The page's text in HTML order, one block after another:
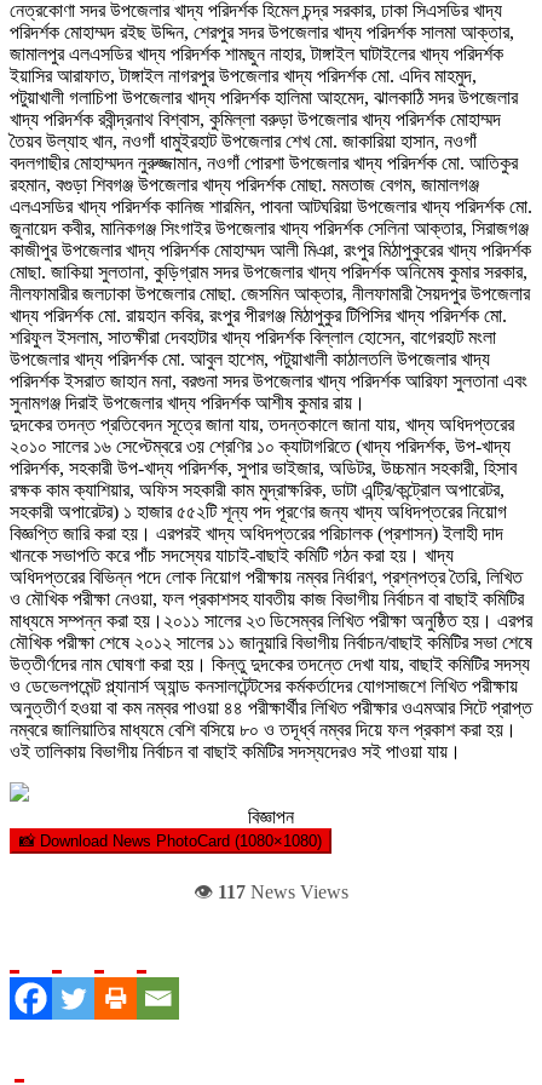
নেত্রকোণা সদর উপজেলার খাদ্য পরিদর্শক হিমেল চন্দ্র সরকার, ঢাকা সিএসডির খাদ্য
পরিদর্শক মোহাম্মদ রইছ উদ্দিন, শেরপুর সদর উপজেলার খাদ্য পরিদর্শক সালমা আক্তার,
জামালপুর এলএসডির খাদ্য পরিদর্শক শামছুন নাহার, টাঙ্গাইল ঘাটাইলের খাদ্য পরিদর্শক
ইয়াসির আরাফাত, টাঙ্গাইল নাগরপুর উপজেলার খাদ্য পরিদর্শক মো. এদিব মাহমুদ,
পটুয়াখালী গলাচিপা উপজেলার খাদ্য পরিদর্শক হালিমা আহমেদ, ঝালকাঠি সদর উপজেলার
খাদ্য পরিদর্শক রবীন্দ্রনাথ বিশ্বাস, কুমিল্লা বরুড়া উপজেলার খাদ্য পরিদর্শক মোহাম্মদ
তৈয়ব উল্যাহ খান, নওগাঁ ধামুইরহাট উপজেলার শেখ মো. জাকারিয়া হাসান, নওগাঁ
বদলগাছীর মোহাম্মদন নুরুজ্জামান, নওগাঁ পোরশা উপজেলার খাদ্য পরিদর্শক মো. আতিকুর
রহমান, বগুড়া শিবগঞ্জ উপজেলার খাদ্য পরিদর্শক মোছা. মমতাজ বেগম, জামালগঞ্জ
এলএসডির খাদ্য পরিদর্শক কানিজ শারমিন, পাবনা আটঘরিয়া উপজেলার খাদ্য পরিদর্শক মো.
জুনায়েদ কবীর, মানিকগঞ্জ সিংগাইর উপজেলার খাদ্য পরিদর্শক সেলিনা আক্তার, সিরাজগঞ্জ
কাজীপুর উপজেলার খাদ্য পরিদর্শক মোহাম্মদ আলী মিঞা, রংপুর মিঠাপুকুরের খাদ্য পরিদর্শক
মোছা. জাকিয়া সুলতানা, কুড়িগ্রাম সদর উপজেলার খাদ্য পরিদর্শক অনিমেষ কুমার সরকার,
নীলফামারীর জলঢাকা উপজেলার মোছা. জেসমিন আক্তার, নীলফামারী সৈয়দপুর উপজেলার
খাদ্য পরিদর্শক মো. রায়হান কবির, রংপুর পীরগঞ্জ মিঠাপুকুর টিপিসির খাদ্য পরিদর্শক মো.
শরিফুল ইসলাম, সাতক্ষীরা দেবহাটার খাদ্য পরিদর্শক বিল্লাল হোসেন, বাগেরহাট মংলা
উপজেলার খাদ্য পরিদর্শক মো. আবুল হাশেম, পটুয়াখালী কাঠালতলি উপজেলার খাদ্য
পরিদর্শক ইসরাত জাহান মনা, বরগুনা সদর উপজেলার খাদ্য পরিদর্শক আরিফা সুলতানা এবং
সুনামগঞ্জ দিরাই উপজেলার খাদ্য পরিদর্শক আশীষ কুমার রায়।
দুদকের তদন্ত প্রতিবেদন সূত্রে জানা যায়, তদন্তকালে জানা যায়, খাদ্য অধিদপ্তরের
২০১০ সালের ১৬ সেপ্টেম্বরে ৩য় শ্রেণির ১০ ক্যাটাগরিতে (খাদ্য পরিদর্শক, উপ-খাদ্য
পরিদর্শক, সহকারী উপ-খাদ্য পরিদর্শক, সুপার ভাইজার, অডিটর, উচ্চমান সহকারী, হিসাব
রক্ষক কাম ক্যাশিয়ার, অফিস সহকারী কাম মুদ্রাক্ষরিক, ডাটা এন্ট্রি/কন্ট্রোল অপারেটর,
সহকারী অপারেটর) ১ হাজার ৫৫২টি শূন্য পদ পূরণের জন্য খাদ্য অধিদপ্তরের নিয়োগ
বিজ্ঞপ্তি জারি করা হয়। এরপরই খাদ্য অধিদপ্তরের পরিচালক (প্রশাসন) ইলাহী দাদ
খানকে সভাপতি করে পাঁচ সদস্যের যাচাই-বাছাই কমিটি গঠন করা হয়। খাদ্য
অধিদপ্তরের বিভিন্ন পদে লোক নিয়োগ পরীক্ষায় নম্বর নির্ধারণ, প্রশ্নপত্র তৈরি, লিখিত
ও মৌখিক পরীক্ষা নেওয়া, ফল প্রকাশসহ যাবতীয় কাজ বিভাগীয় নির্বাচন বা বাছাই কমিটির
মাধ্যমে সম্পন্ন করা হয়।২০১১ সালের ২৩ ডিসেম্বর লিখিত পরীক্ষা অনুষ্ঠিত হয়। এরপর
মৌখিক পরীক্ষা শেষে ২০১২ সালের ১১ জানুয়ারি বিভাগীয় নির্বাচন/বাছাই কমিটির সভা শেষে
উত্তীর্ণদের নাম ঘোষণা করা হয়। কিন্তু দুদকের তদন্তে দেখা যায়, বাছাই কমিটির সদস্য
ও ডেভেলপমেন্ট প্ল্যানার্স অ্যান্ড কনসালটেন্টসের কর্মকর্তাদের যোগসাজশে লিখিত পরীক্ষায়
অনুত্তীর্ণ হওয়া বা কম নম্বর পাওয়া ৪৪ পরীক্ষার্থীর লিখিত পরীক্ষার ওএমআর সিটে প্রাপ্ত
নম্বরে জালিয়াতির মাধ্যমে বেশি বসিয়ে ৮০ ও তদূর্ধ্ব নম্বর দিয়ে ফল প্রকাশ করা হয়।
ওই তালিকায় বিভাগীয় নির্বাচন বা বাছাই কমিটির সদস্যদেরও সই পাওয়া যায়।
বিজ্ঞাপন
📸 Download News PhotoCard (1080×1080)
👁️ 117 News Views